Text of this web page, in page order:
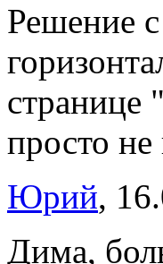
Решение
странице
просто не
Юрий,
Дима,